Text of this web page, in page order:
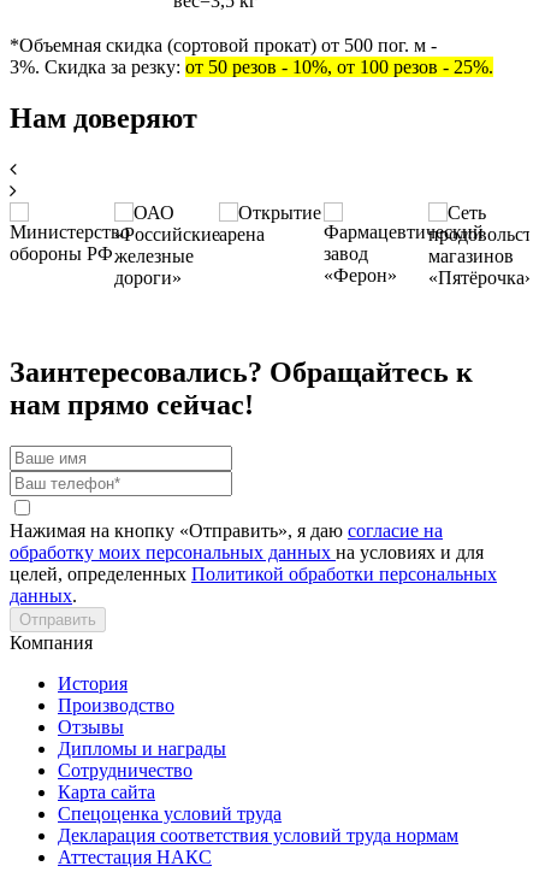
*Объемная скидка (сортовой прокат) от 500 пог. м -
3%. Скидка за резку: от 50 резов - 10%, от 100 резов - 25%.
Нам доверяют
Заинтересовались? Обращайтесь к
нам прямо сейчас!
Нажимая на кнопку «Отправить», я даю согласие на
обработку моих персональных данных на условиях и для
целей, определенных Политикой обработки персональных
данных.
Отправить
Компания
История
Производство
Отзывы
Дипломы и награды
Сотрудничество
Карта сайта
Спецоценка условий труда
Декларация соответствия условий труда нормам
Аттестация НАКС